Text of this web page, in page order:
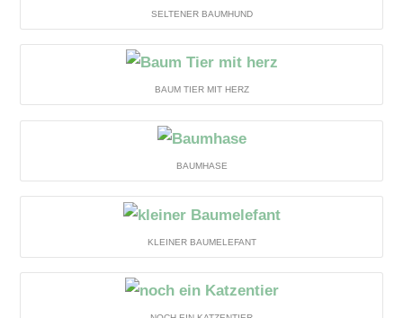
SELTENER BAUMHUND
BAUM TIER MIT HERZ
BAUMHASE
KLEINER BAUMELEFANT